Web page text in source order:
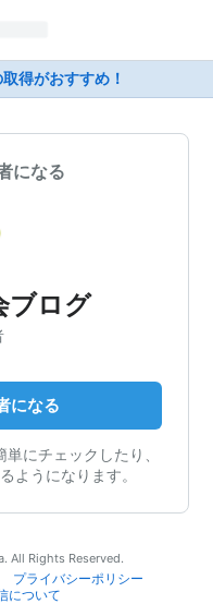
得がおすすめ！
になる
ブログ
になる
にチェックしたり、
ようになります。
All Rights Reserved.
プライバシーポリシー
について